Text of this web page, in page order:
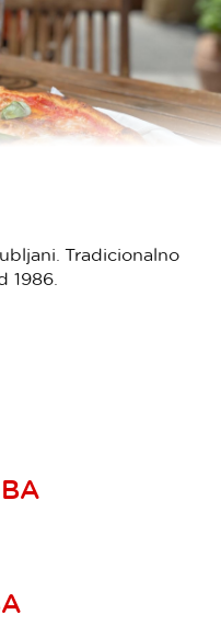
Tradicionalno
1986.